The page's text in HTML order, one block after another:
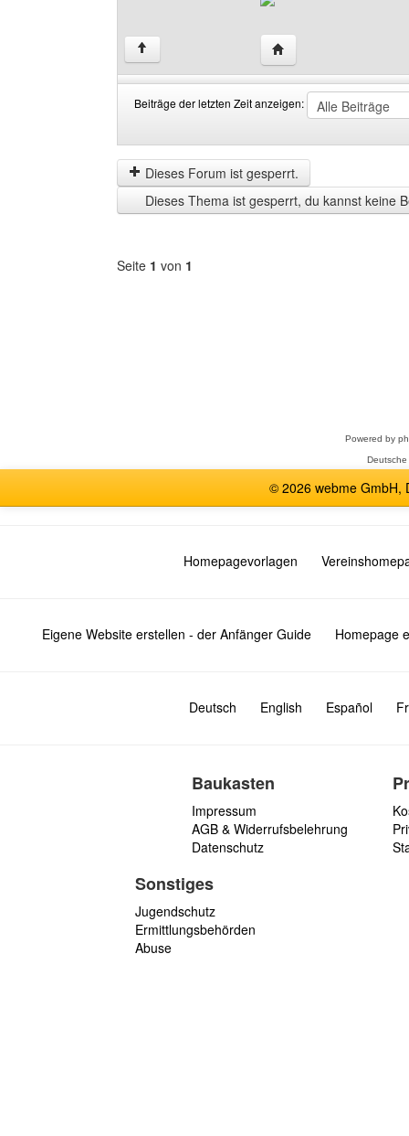
↑ Website dieses
Beiträge der letzten Zeit anzeigen:
der
letzten
Zeit
anzeigen
by
Dieses Forum ist gesperrt.
Dieses Thema ist gesperrt, du kannst keine
Seite 1 von 1
Powered by
© 2026 webme GmbH,
Homepagevorlagen
Eigene Website erstellen - der Anfänger Guide Homepage
Deutsch English Español
Baukasten
Impressum
AGB & Widerrufsbelehrung
Datenschutz
Sonstiges
Jugendschutz
Ermittlungsbehörden
Abuse